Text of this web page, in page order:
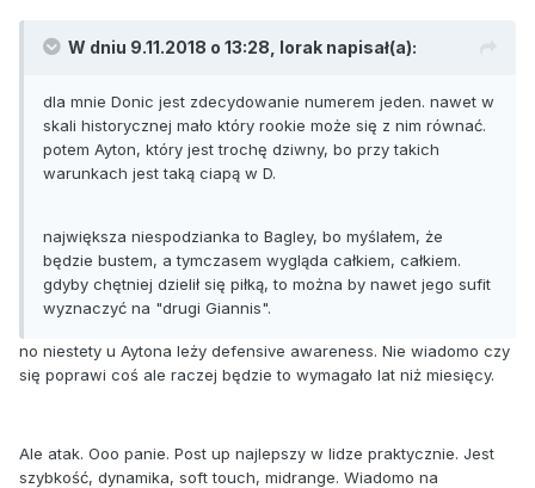
W dniu 9.11.2018 o 13:28, lorak napisał(a):
dla mnie Donic jest zdecydowanie numerem jeden. nawet w
skali historycznej mało który rookie może się z nim równać.
potem Ayton, który jest trochę dziwny, bo przy takich
warunkach jest taką ciapą w D.
największa niespodzianka to Bagley, bo myślałem, że
będzie bustem, a tymczasem wygląda całkiem, całkiem.
gdyby chętniej dzielił się piłką, to można by nawet jego sufit
wyznaczyć na "drugi Giannis".
no niestety u Aytona leży defensive awareness. Nie wiadomo czy
się poprawi coś ale raczej będzie to wymagało lat niż miesięcy.
Ale atak. Ooo panie. Post up najlepszy w lidze praktycznie. Jest
szybkość, dynamika, soft touch, midrange. Wiadomo na